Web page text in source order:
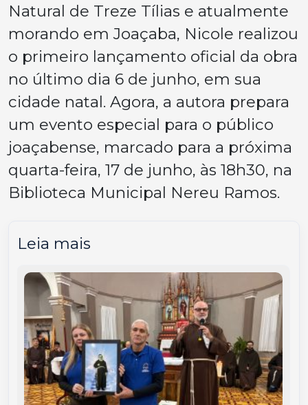
Natural de Treze Tílias e atualmente
morando em Joaçaba, Nicole realizou
o primeiro lançamento oficial da obra
no último dia 6 de junho, em sua
cidade natal. Agora, a autora prepara
um evento especial para o público
joaçabense, marcado para a próxima
quarta-feira, 17 de junho, às 18h30, na
Biblioteca Municipal Nereu Ramos.
Leia mais